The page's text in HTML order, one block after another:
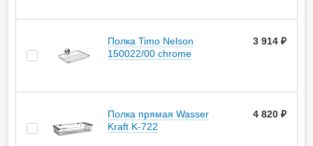
Полка Timo Nelson
150022/00 chrome
3 914
Полка прямая Wasser
Kraft K-722
4 820